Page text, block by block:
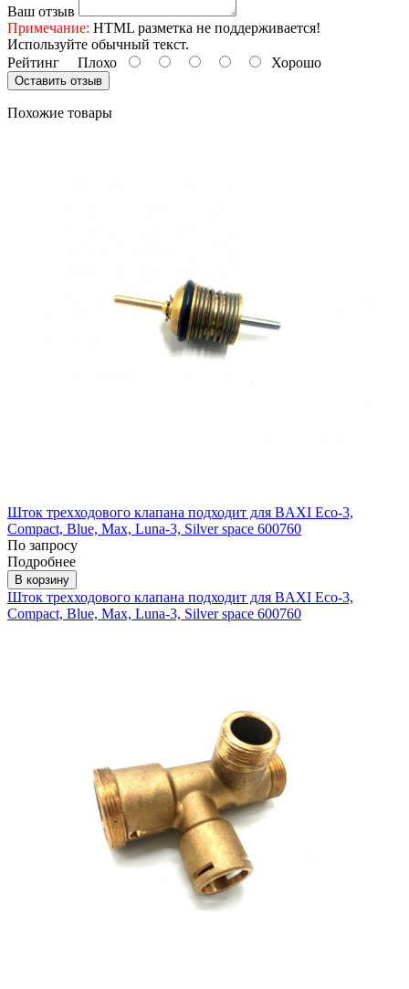
Ваш отзыв
Примечание: HTML разметка не поддерживается!
Используйте обычный текст.
Рейтинг Плохо Хорошо
Оставить отзыв
Похожие товары
Шток трехходового клапана подходит для BAXI Eco-3,
Compact, Blue, Max, Luna-3, Silver space 600760
По запросу
Подробнее
В корзину
Шток трехходового клапана подходит для BAXI Eco-3,
Compact, Blue, Max, Luna-3, Silver space 600760